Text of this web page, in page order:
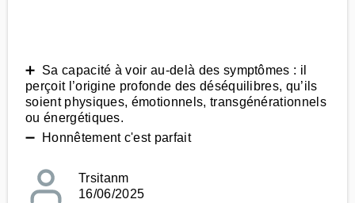
➕ Sa capacité à voir au-delà des symptômes : il
perçoit l’origine profonde des déséquilibres, qu’ils
soient physiques, émotionnels, transgénérationnels
ou énergétiques.
➖ Honnêtement c'est parfait
Trsitanm
16/06/2025